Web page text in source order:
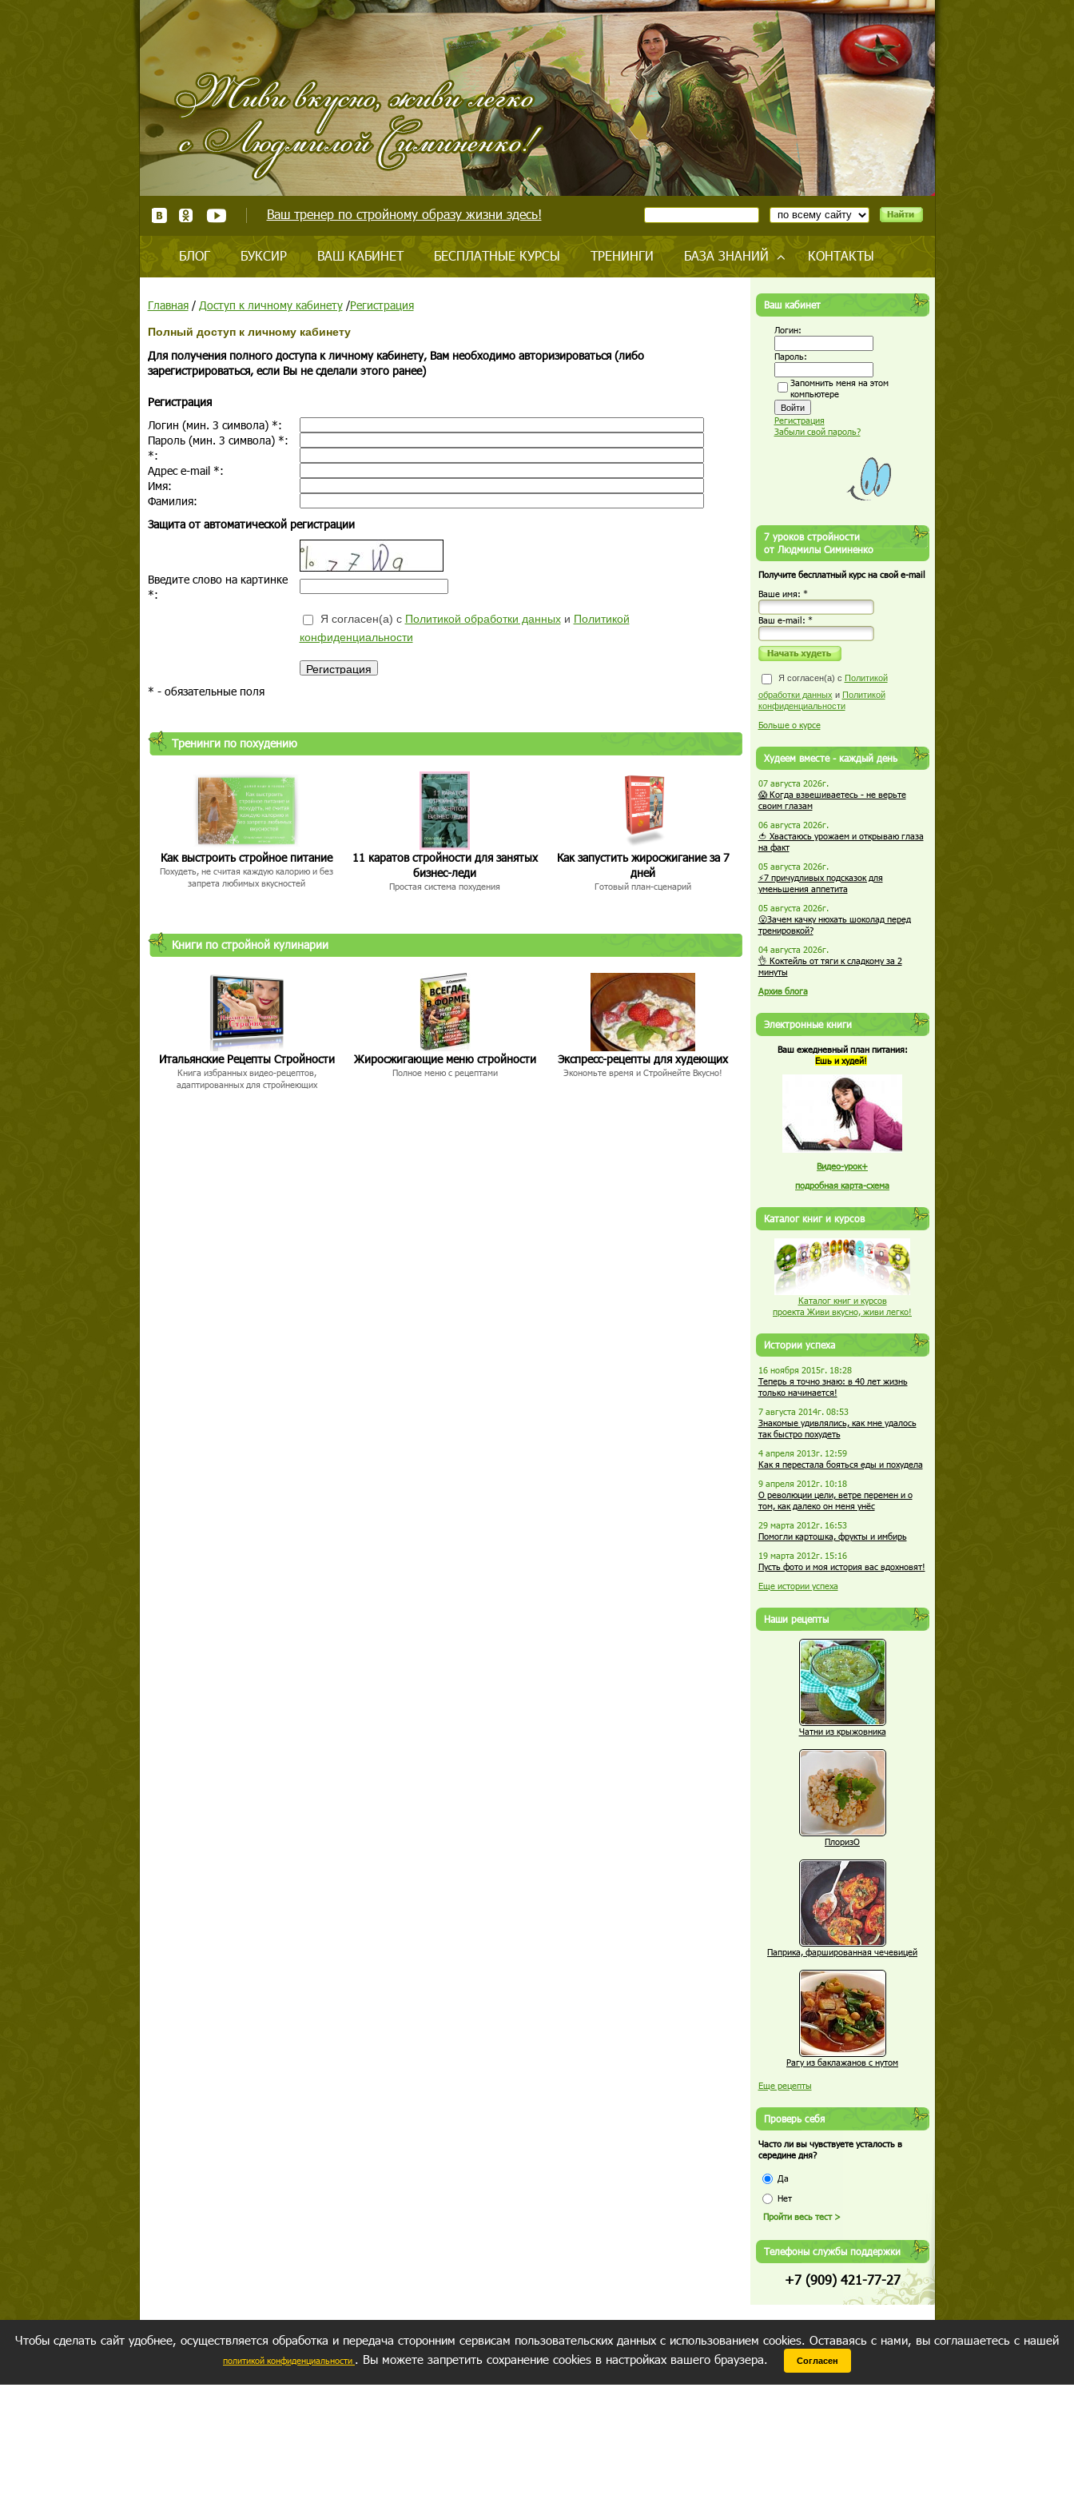
Ваш тренер по стройному образу жизни здесь!
БЛОГ БУКСИР ВАШ КАБИНЕТ БЕСПЛАТНЫЕ КУРСЫ ТРЕНИНГИ БАЗА ЗНАНИЙ КОНТАКТЫ
Главная/ Доступ к личному кабинету/Регистрация
Полный доступ к личному кабинету
Для получения полного доступа к личному кабинету, Вам необходимо авторизироваться (либо
зарегистрироваться, если Вы не сделали этого ранее)
Регистрация
Логин (мин. 3 символа) *:
Пароль (мин. 3 символа) *:
*:
Адрес e-mail *:
Имя:
Фамилия:
Защита от автоматической регистрации
Введите слово на картинке
*:
Я согласен(а) с Политикой обработки данныхи Политикой
конфиденциальности
* - обязательные поля
Тренинги по похудению
Как выстроить стройное питание
Похудеть, не считая каждую калорию и без
запрета любимых вкусностей
11 каратов стройности для занятых
бизнес-леди
Простая система похудения
Как запустить жиросжигание за 7
дней
Готовый план-сценарий
Книги по стройной кулинарии
Итальянские Рецепты Стройности
Книга избранных видео-рецептов,
адаптированных для стройнеющих
Жиросжигающие меню стройности
Полное меню с рецептами
Экспресс-рецепты для худеющих
Экономьте время и Стройнейте Вкусно!
Ваш кабинет
Логин:
Пароль:
Запомнить меня на этом
компьютере
Регистрация
Забыли свой пароль?
7 уроков стройности
от Людмилы Симиненко
Получите бесплатный курс на свой e-mail
Ваше имя: *
Ваш е-mail: *
Я согласен(а) с Политикой
обработки данных и Политикой
конфиденциальности
Больше о курсе
Худеем вместе - каждый день
07 августа 2026г.
😱 Когда взвешиваетесь - не верьте
своим глазам
06 августа 2026г.
🍅 Хвастаюсь урожаем и открываю глаза
на факт
05 августа 2026г.
⚡7 причудливых подсказок для
уменьшения аппетита
05 августа 2026г.
😮Зачем качку нюхать шоколад перед
тренировкой?
04 августа 2026г.
👌 Коктейль от тяги к сладкому за 2
минуты
Архив блога
Электронные книги
Ваш ежедневный план питания:
Ешь и худей!
Видео-урок+
подробная карта-схема
Каталог книг и курсов
Каталог книг и курсов
проекта Живи вкусно, живи легко!
Истории успеха
16 ноября 2015г. 18:28
Теперь я точно знаю: в 40 лет жизнь
только начинается!
7 августа 2014г. 08:53
Знакомые удивлялись, как мне удалось
так быстро похудеть
4 апреля 2013г. 12:59
Как я перестала бояться еды и похудела
9 апреля 2012г. 10:18
О революции цели, ветре перемен и о
том, как далеко он меня унёс
29 марта 2012г. 16:53
Помогли картошка, фрукты и имбирь
19 марта 2012г. 15:16
Пусть фото и моя история вас вдохновят!
Еще истории успеха
Наши рецепты
Чатни из крыжовника
ПлоризО
Паприка, фаршированная чечевицей
Рагу из баклажанов с нутом
Еще рецепты
Проверь себя
Часто ли вы чувствуете усталость в
середине дня?
Да
Нет
Телефоны службы поддержки
+7 (909) 421-77-27
Чтобы сделать сайт удобнее, осуществляется обработка и передача сторонним сервисам пользовательских данных с использованием cookies. Оставаясь с нами, вы соглашаетесь с нашей
политикой конфиденциальности . Вы можете запретить сохранение cookies в настройках вашего браузера. Согласен